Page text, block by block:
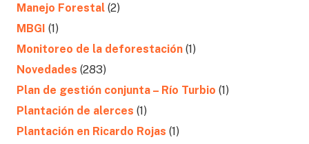
Manejo Forestal (2)
MBGI (1)
Monitoreo de la deforestación (1)
Novedades (283)
Plan de gestión conjunta – Río Turbio (1)
Plantación de alerces (1)
Plantación en Ricardo Rojas (1)